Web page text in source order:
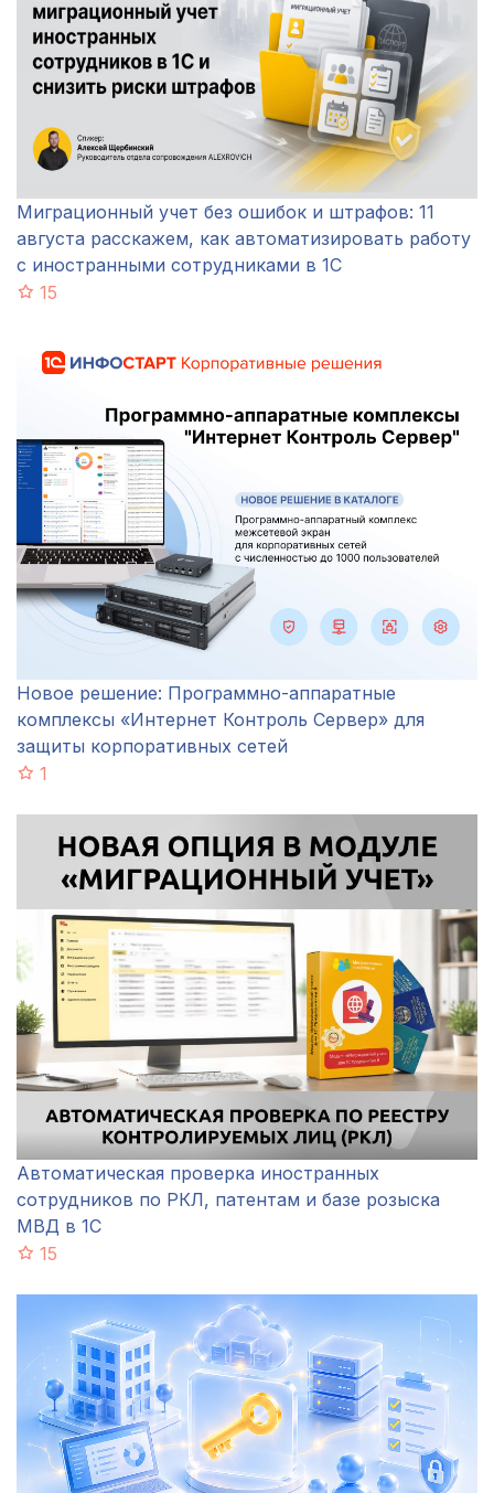
Миграционный учет без ошибок и штрафов: 11
августа расскажем, как автоматизировать работу
с иностранными сотрудниками в 1С
15
Новое решение: Программно-аппаратные
комплексы «Интернет Контроль Сервер» для
защиты корпоративных сетей
1
Автоматическая проверка иностранных
сотрудников по РКЛ, патентам и базе розыска
МВД в 1С
15